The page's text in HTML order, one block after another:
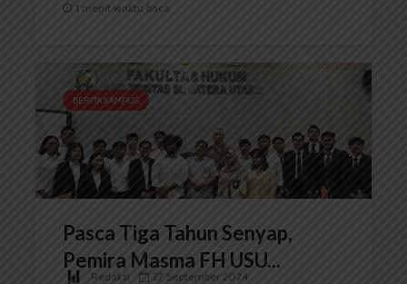
1 menit waktu baca
BERITA KAMPUS
Pasca Tiga Tahun Senyap,
Pemira Masma FH USU...
Redaksi
27 September 2024